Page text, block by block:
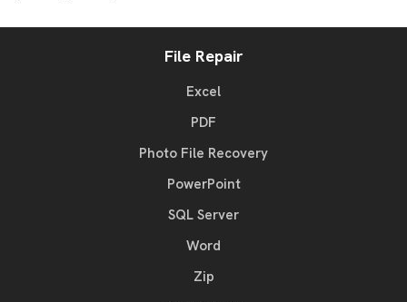
File Repair
Excel
PDF
Photo File Recovery
PowerPoint
SQL Server
Word
Zip